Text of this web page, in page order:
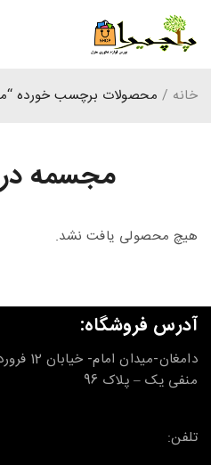
مجسمه
خانه / محصولات برچسب خورده
هیچ محصولی یافت نشد.
آدرس فروشگاه:
دامغان-
منفی یک – پلاک 96
تلفن: